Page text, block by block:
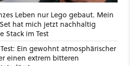
Leben nur Lego gebaut. Mein
hat mich jetzt nachhaltig
Stack im Test
Ein gewohnt atmosphärischer
einen extrem bitteren